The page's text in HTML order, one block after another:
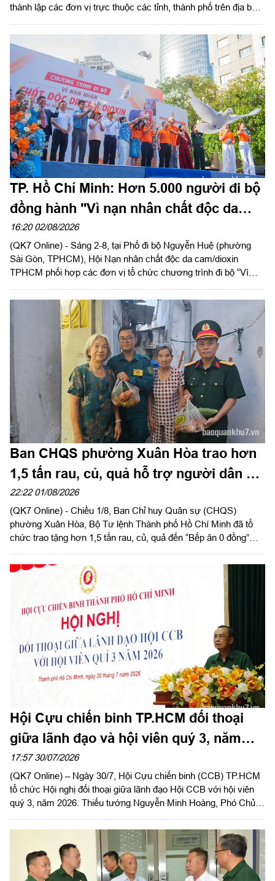
thành lập các đơn vị trực thuộc các tỉnh, thành phố trên địa bàn
Quân khu, Đại tá Trần Hữu Nhân, Phó Tham mưu trưởng Quân
khu và đoàn công tác tiến hành kiểm tra Bộ Tư lệnh Thành phố
Hồ Chí Minh. Thiếu tướng Phan Quốc Việt, Phó Tư lệnh, Tham
mưu trưởng Bộ Tư lệnh Thành phố và cơ quan Bộ Tư lệnh
Thành phố làm việc với đoàn.
TP. Hồ Chí Minh: Hơn 5.000 người đi bộ
đồng hành "Vì nạn nhân chất độc da
cam"
16:20 02/08/2026
(QK7 Online) - Sáng 2-8, tại Phố đi bộ Nguyễn Huệ (phường
Sài Gòn, TPHCM), Hội Nạn nhân chất độc da cam/dioxin
TPHCM phối hợp các đơn vị tổ chức chương trình đi bộ “Vì
năm Ngày Thảm họa da cam ở Việt Nam (10-8-1961 - 10-8-
Ban CHQS phường Xuân Hòa trao hơn
1,5 tấn rau, củ, quả hỗ trợ người dân có
hoàn cảnh khó khăn
22:22 01/08/2026
(QK7 Online) - Chiều 1/8, Ban Chỉ huy Quân sự (CHQS)
phường Xuân Hòa, Bộ Tư lệnh Thành phố Hồ Chí Minh đã tổ
chức trao tặng hơn 1,5 tấn rau, củ, quả đến “Bếp ăn 0 đồng”
Thạnh Mỹ Tây và Tăng Nhơn Phú (Thành phố Hồ Chí Minh).
Hội Cựu chiến binh TP.HCM đối thoại
giữa lãnh đạo và hội viên quý 3, năm
2026
17:57 30/07/2026
(QK7 Online) – Ngày 30/7, Hội Cựu chiến binh (CCB) TP.HCM
tổ chức Hội nghị đối thoại giữa lãnh đạo Hội CCB với hội viên
quý 3, năm 2026. Thiếu tướng Nguyễn Minh Hoàng, Phó Chủ
TPHCM, Chủ tịch Hội CCB TP.HCM chủ trì hội nghị.